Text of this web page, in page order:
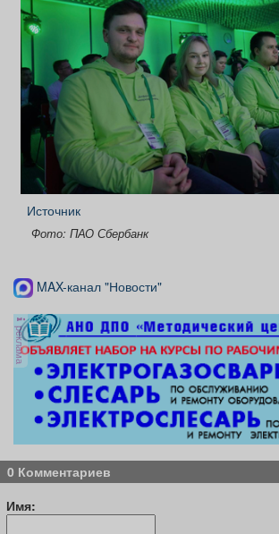
Источник
Фото: ПАО Сбербанк
MAX-канал "Новости"
реклама
0 Комментариев
Имя: